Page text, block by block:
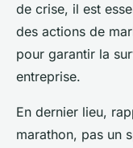
de crise, il est
des actions de
pour garantir la
entreprise.
En dernier lieu,
marathon, pas un